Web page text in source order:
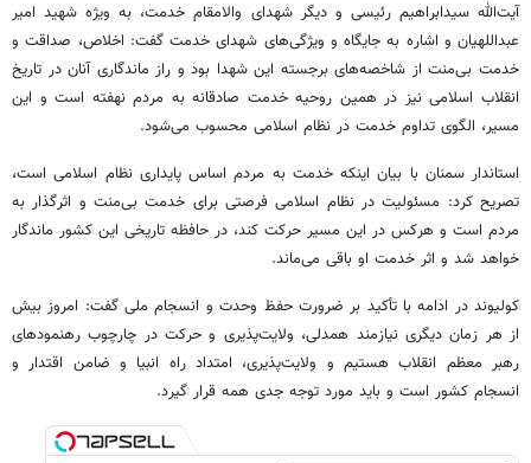
آیت‌الله سیدابراهیم رئیسی و دیگر شهدای والامقام خدمت، به‌ ویژه شهید امیر
عبداللهیان و اشاره به جایگاه و ویژگی‌های شهدای خدمت گفت: اخلاص، صداقت و
خدمت بی‌منت از شاخصه‌های برجسته این شهدا بود و راز ماندگاری آنان در تاریخ
انقلاب اسلامی نیز در همین روحیه خدمت صادقانه به مردم نهفته است و این
مسیر، الگوی تداوم خدمت در نظام اسلامی محسوب می‌شود.
استاندار سمنان با بیان اینکه خدمت به مردم اساس پایداری نظام اسلامی است،
تصریح کرد: مسئولیت در نظام اسلامی فرصتی برای خدمت بی‌منت و اثرگذار به
مردم است و هرکس در این مسیر حرکت کند، در حافظه تاریخی این کشور ماندگار
خواهد شد و اثر خدمت او باقی می‌ماند.
کولیوند در ادامه با تأکید بر ضرورت حفظ وحدت و انسجام ملی گفت: امروز بیش
از هر زمان دیگری نیازمند همدلی، ولایت‌پذیری و حرکت در چارچوب رهنمودهای
رهبر معظم انقلاب هستیم و ولایت‌پذیری، امتداد راه انبیا و ضامن اقتدار و
انسجام کشور است و باید مورد توجه جدی همه قرار گیرد.